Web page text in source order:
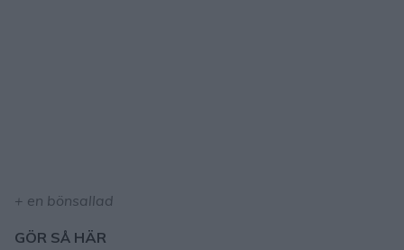
+ en bönsallad
GÖR SÅ HÄR